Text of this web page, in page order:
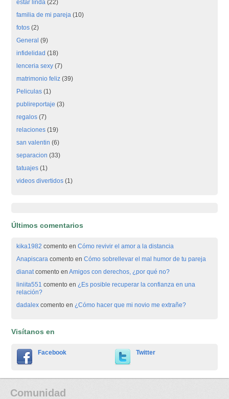
estar linda (22)
familia de mi pareja (10)
fotos (2)
General (9)
infidelidad (18)
lenceria sexy (7)
matrimonio feliz (39)
Peliculas (1)
publireportaje (3)
regalos (7)
relaciones (19)
san valentin (6)
separacion (33)
tatuajes (1)
videos divertidos (1)
Últimos comentarios
kika1982 comento enCómo revivir el amor a la distancia
Anapiscara comento enCómo sobrellevar el mal humor de tu pareja
dianatcomento enAmigos con derechos, ¿por qué no?
liniita551 comento en¿Es posible recuperar la confianza en una
relación?
dadalex comento en¿Cómo hacer que mi novio me extrañe?
Visítanos en
Facebook Twitter
Comunidad